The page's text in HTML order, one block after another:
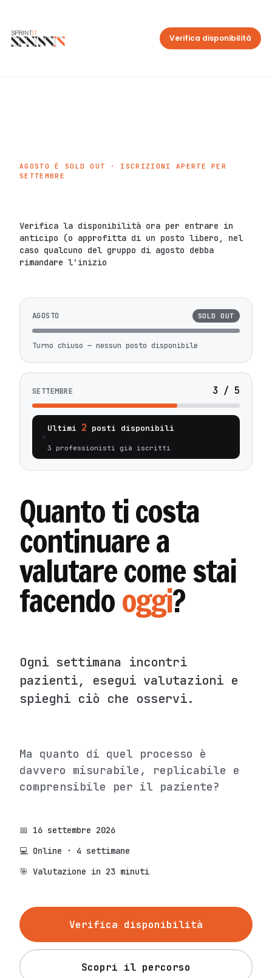
Verifica disponibilità
AGOSTO È SOLD OUT · ISCRIZIONI APERTE PER
SETTEMBRE
Verifica la disponibilità ora per entrare in
anticipo (o approfitta di un posto libero, nel
caso qualcuno del gruppo di agosto debba
rimandare l'inizio
AGOSTO SOLD OUT
Turno chiuso — nessun posto disponibile
SETTEMBRE 3 / 5
⚡
Ultimi 2 posti disponibili
3 professionisti già iscritti
Quanto ti costa
continuare a
valutare come stai
facendooggi?
Ogni settimana incontri
pazienti, esegui valutazioni e
spieghi ciò che osservi.
Ma quanto di quel processo è
davvero misurabile, replicabile e
comprensibile per il paziente?
📅 16 settembre 2026
💻 Online · 4 settimane
🎯 Valutazione in 23 minuti
Verifica disponibilità
Scopri il percorso